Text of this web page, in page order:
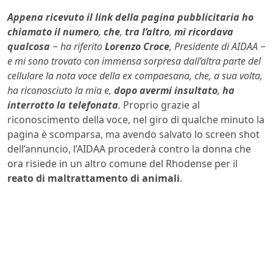
Appena ricevuto il link della pagina pubblicitaria ho
chiamato il numero, che, tra l’altro, mi ricordava
qualcosa ‒ ha riferitoLorenzo Croce, Presidente di AIDAA ‒
e mi sono trovato con immensa sorpresa dall’altra parte del
cellulare la nota voce della ex compaesana, che, a sua volta,
ha riconosciuto la mia e, dopo avermi insultato, ha
interrotto la telefonata. Proprio grazie al
riconoscimento della voce, nel giro di qualche minuto la
pagina è scomparsa, ma avendo salvato lo screen shot
dell’annuncio, l’AIDAA procederà contro la donna che
ora risiede in un altro comune del Rhodense per il
reato di maltrattamento di animali.